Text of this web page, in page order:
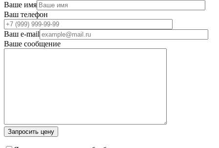
Ваше имя
Ваш телефон
Ваш e-mail
Ваше сообщение